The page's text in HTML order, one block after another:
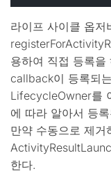
라이프 사이클 옵저
용하여 직접 등록
callback이 등록되
LifecycleOwner를
에 따라 알아서 등
만약 수동으로 제거
한다.